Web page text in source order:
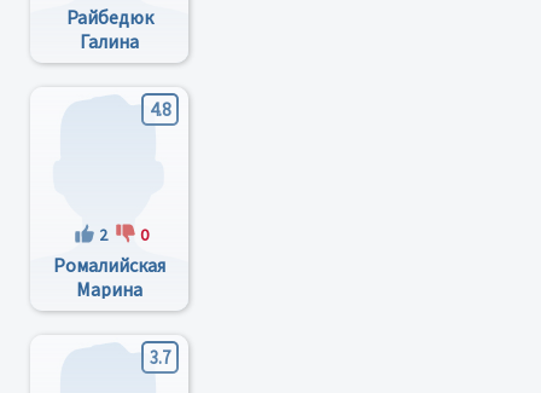
Райбедюк
Галина
Богдановна
4.8
2 0
Ромалийская
Марина
Фёдоровна
3.7